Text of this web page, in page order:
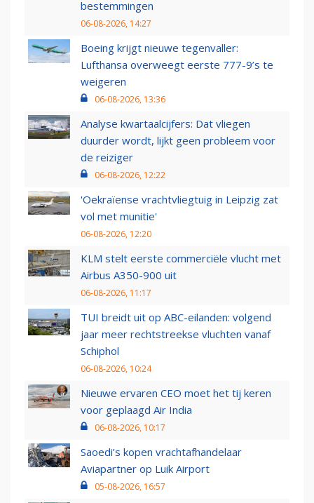
bestemmingen
06-08-2026, 14:27
Boeing krijgt nieuwe tegenvaller:
Lufthansa overweegt eerste 777-9’s te
weigeren
06-08-2026, 13:36
Analyse kwartaalcijfers: Dat vliegen
duurder wordt, lijkt geen probleem voor
de reiziger
06-08-2026, 12:22
'Oekraïense vrachtvliegtuig in Leipzig zat
vol met munitie'
06-08-2026, 12:20
KLM stelt eerste commerciële vlucht met
Airbus A350-900 uit
06-08-2026, 11:17
TUI breidt uit op ABC-eilanden: volgend
jaar meer rechtstreekse vluchten vanaf
Schiphol
06-08-2026, 10:24
Nieuwe ervaren CEO moet het tij keren
voor geplaagd Air India
06-08-2026, 10:17
Saoedi’s kopen vrachtafhandelaar
Aviapartner op Luik Airport
05-08-2026, 16:57